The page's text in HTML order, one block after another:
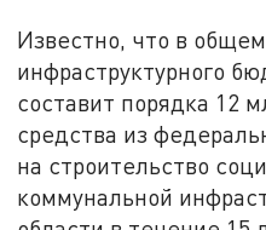
Известно, что в
инфраструктурного
составит порядка 12
средства из
на строительство
коммунальной